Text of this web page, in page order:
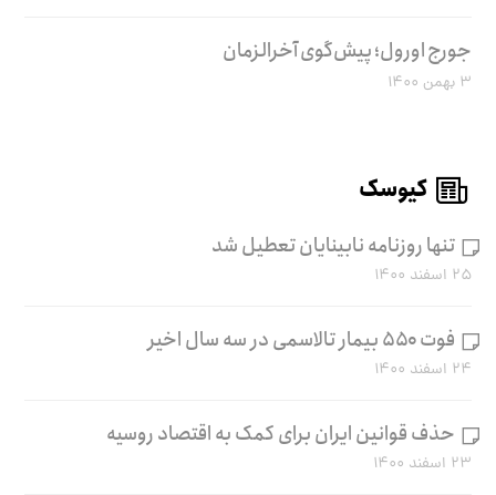
جورج اورول؛ پیش‌گوی آخرالزمان
۳ بهمن ۱۴۰۰
کیوسک
تنها روزنامه نابینایان تعطیل شد
۲۵ اسفند ۱۴۰۰
فوت ۵۵۰ بیمار تالاسمی در سه سال اخیر
۲۴ اسفند ۱۴۰۰
حذف قوانین ایران برای کمک به اقتصاد روسیه
۲۳ اسفند ۱۴۰۰